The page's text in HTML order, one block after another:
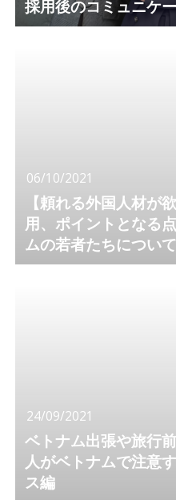
採用後のコミュニケ
06/10/2021
【頼れる外国人材が
用、ポイントとなる
ムの若者たちについて
24/09/2021
ベトナム出張や旅行
人がベトナムで注意
ス編